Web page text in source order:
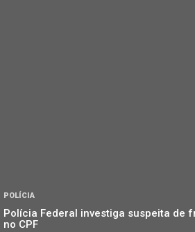
POLÍCIA
Polícia Federal investiga suspeita de
no CPF